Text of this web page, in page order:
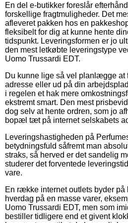
En del e-butikker foreslår
forskellige fragtmuligheder. Det
afleveret pakken hos en
fleksibelt for dig at kunne hente
tidspunkt. Leveringsformen er jo
den mest letkøbte leveringstype
Uomo Trussardi EDT.
Du kunne lige så vel planlægge at
adresse eller ud på din
i regelen et hak mere
ekstremt smart. Den mest
dog selv at hente ordren, som jo
bopæl tæt på internet selskabets
Leveringshastigheden på
betydningsfuld såfremt man
straks, så herved er det sandelig
studerer det forventede
vare.
En række internet outlets byder på
hverdag på en masse varer,
Uomo Trussardi EDT, men som
bestiller tidligere end et givent